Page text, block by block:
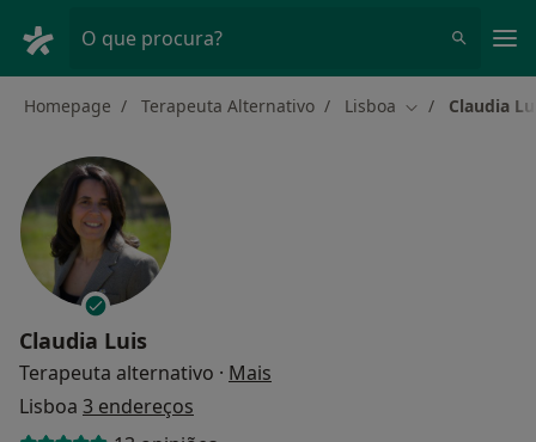
O que procura?
Homepage Terapeuta Alternativo Lisboa Mudar deClaudia
Claudia Luis
Terapeuta alternativo · Mais
Lisboa 3 endereços